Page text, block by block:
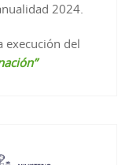
2024.
execución del